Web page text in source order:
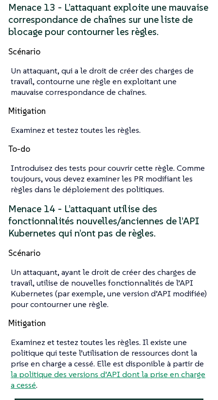
Menace 13 - L’attaquant exploite une mauvaise
correspondance de chaînes sur une liste de
blocage pour contourner les règles.
Scénario
Un attaquant, qui a le droit de créer des charges de
travail, contourne une règle en exploitant une
mauvaise correspondance de chaînes.
Mitigation
Examinez et testez toutes les règles.
To-do
Introduisez des tests pour couvrir cette règle. Comme
toujours, vous devez examiner les PR modifiant les
règles dans le déploiement des politiques.
Menace 14 - L’attaquant utilise des
fonctionnalités nouvelles/anciennes de l’API
Kubernetes qui n’ont pas de règles.
Scénario
Un attaquant, ayant le droit de créer des charges de
travail, utilise de nouvelles fonctionnalités de l’API
Kubernetes (par exemple, une version d’API modifiée)
pour contourner une règle.
Mitigation
Examinez et testez toutes les règles. Il existe une
politique qui teste l’utilisation de ressources dont la
prise en charge a cessé. Elle est disponible à partir de
la politique des versions d’API dont la prise en charge
a cessé.